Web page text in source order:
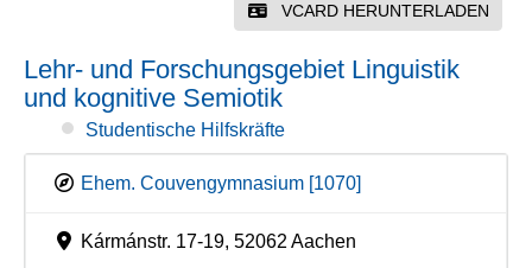
VCARD HERUNTERLADEN
Lehr- und Forschungsgebiet Linguistik
und kognitive Semiotik
Studentische Hilfskräfte
Ehem. Couvengymnasium [1070]
Kármánstr. 17-19, 52062 Aachen